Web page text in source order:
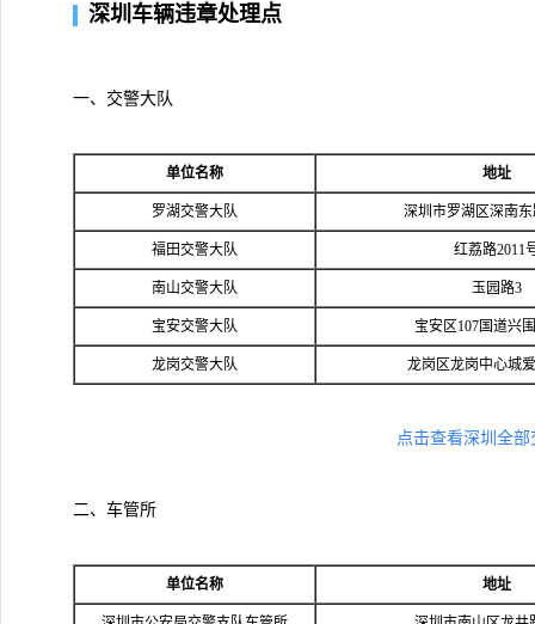
深圳车辆违章处理点
一、交警大队
单位名称 地址
罗湖交警大队 深圳市罗湖区深南东
福田交警大队 红荔路2011
南山交警大队 玉园路3
宝安交警大队 宝安区107国道兴
龙岗交警大队 龙岗区龙岗中心城
点击查看深圳全
二、车管所
单位名称 地址